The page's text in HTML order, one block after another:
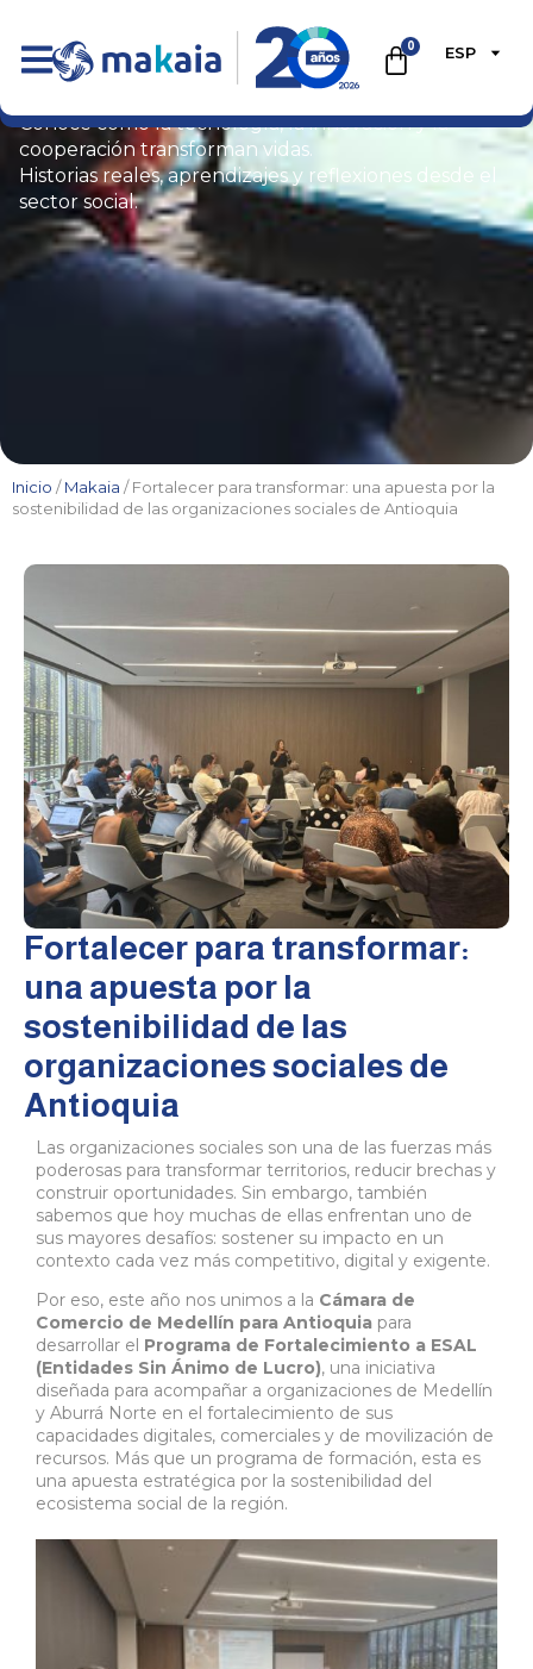
0 ESP
Blog
Conoce cómo la tecnología, la innovación y la
cooperación transforman vidas.
Historias reales, aprendizajes y reflexiones desde el
sector social.
Inicio /Makaia / Fortalecer para transformar: una apuesta por la
sostenibilidad de las organizaciones sociales de Antioquia
Fortalecer para transformar:
una apuesta por la
sostenibilidad de las
organizaciones sociales de
Antioquia
Las organizaciones sociales son una de las fuerzas más
poderosas para transformar territorios, reducir brechas y
construir oportunidades. Sin embargo, también
sabemos que hoy muchas de ellas enfrentan uno de
sus mayores desafíos: sostener su impacto en un
contexto cada vez más competitivo, digital y exigente.
Por eso, este año nos unimos a la Cámara de
Comercio de Medellín para Antioquia para
desarrollar el Programa de Fortalecimiento a ESAL
(Entidades Sin Ánimo de Lucro), una iniciativa
diseñada para acompañar a organizaciones de Medellín
y Aburrá Norte en el fortalecimiento de sus
capacidades digitales, comerciales y de movilización de
recursos. Más que un programa de formación, esta es
una apuesta estratégica por la sostenibilidad del
ecosistema social de la región.